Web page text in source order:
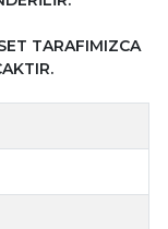
TARAFIMIZCA